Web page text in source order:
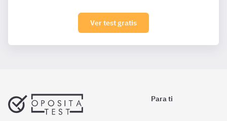
Ver test gratis
Para ti